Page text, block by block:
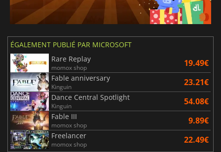
ÉGALEMENT PUBLIÉ PAR MICROSOFT
Rare Replay
momox shop 19.49€
Fable anniversary
Kinguin 23.21€
Dance Central Spotlight
Kinguin 54.08€
Fable III
momox shop 9.89€
Freelancer
momox shop 22.49€